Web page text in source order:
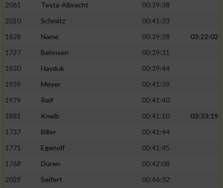
2061
Testa-Albracht
00:39:38
2010
Schmitz
00:41:33
1828
Name 00:39:28
03:22:02
1727
Behnsen
00:39:31
1830
Hayduk
00:39:44
1939
Meyer
00:41:39
1979
Reif
00:41:40
1881
Kneib 00:41:10
03:33:19
1737
Biller
00:41:44
1771
Egenolf
00:41:45
1768
Düren
00:42:08
2029
Seifert
00:46:32